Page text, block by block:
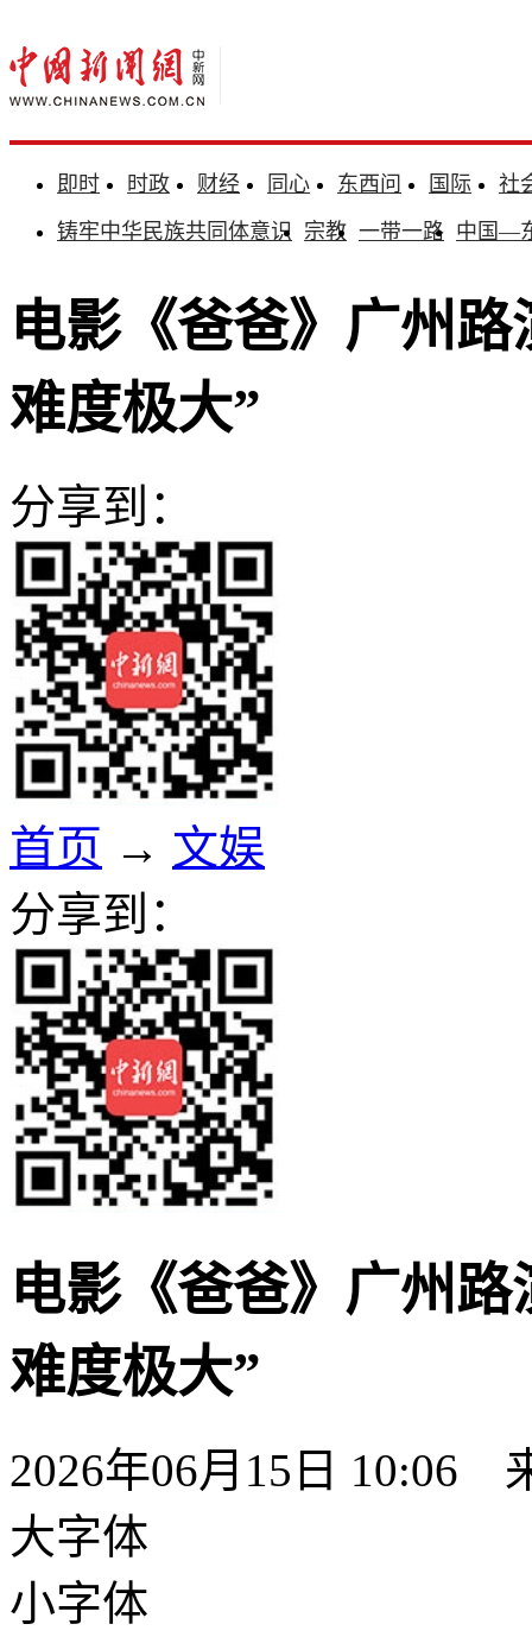
即时 时政 财经 同心 东西问 国际
社
铸牢中华民族共同体意识 宗教 一带一路 中国—
电影《爸爸》广州
难度极大”
分享到：
首页 → 文娱
分享到：
电影《爸爸》广州
难度极大”
2026年06月15日 10:06
大字体
小字体